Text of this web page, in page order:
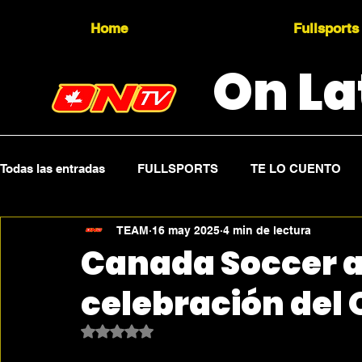
Home Fullsports
On
Todas las entradas FULLSPORTS TE LO CUENTO
Topicality PRESS RELEASE Press Sports
Canada Soccer
celebración del
TEAM 16 may 2025 4 min de lectura
Obtuvo NaN de 5 estrellas.